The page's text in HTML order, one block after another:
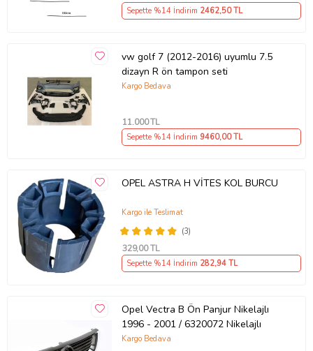
Sepette %14 İndirim 2462,50 TL
vw golf 7 (2012-2016) uyumlu 7.5
dizayn R ön tampon seti
Kargo Bedava
11.000TL
Sepette %14 İndirim 9460,00 TL
OPEL ASTRA H VİTES KOL BURCU
(3)
Kargo ile Teslimat
329,00 TL
Sepette %14 İndirim 282,94 TL
Opel Vectra B Ön Panjur Nikelajlı
1996 - 2001 / 6320072 Nikelajlı
Kargo Bedava